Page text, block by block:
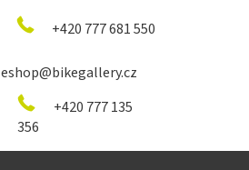
+420 777 681 550
eshop@bikegallery.cz
+420 777 135
356